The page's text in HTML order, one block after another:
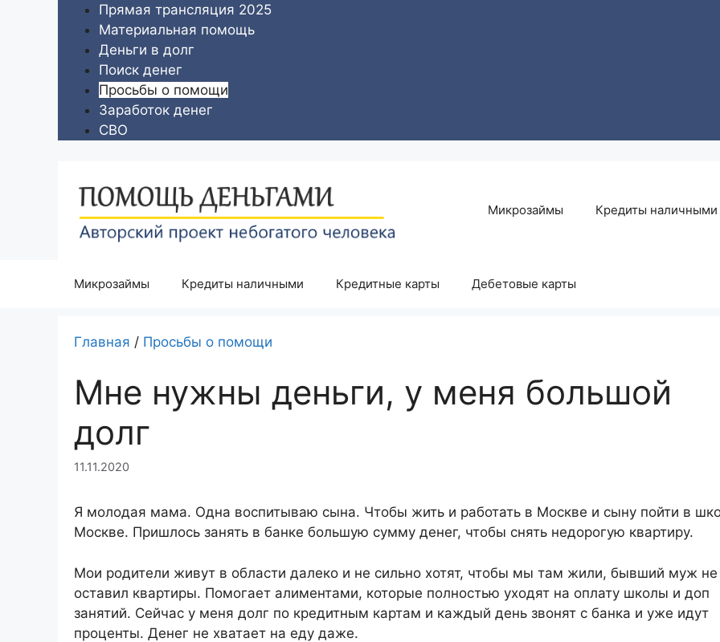
содержимому
Прямая трансляция 2025
Материальная помощь
Деньги в долг
Поиск денег
Просьбы о помощи
Заработок денег
СВО
Микрозаймы Кредиты наличными
Микрозаймы Кредиты наличными Кредитные карты Дебетовые карты
Главная / Просьбы о помощи
Мне нужны деньги, у меня большой
долг
11.11.2020
Я молодая мама. Одна воспитываю сына. Чтобы жить и работать в Москве и сыну пойти в
Москве. Пришлось занять в банке большую сумму денег, чтобы снять недорогую квартиру.
Мои родители живут в области далеко и не сильно хотят, чтобы мы там жили, бывший муж не
оставил квартиры. Помогает алиментами, которые полностью уходят на оплату школы и доп
занятий. Сейчас у меня долг по кредитным картам и каждый день звонят с банка и уже идут
проценты. Денег не хватает на еду даже.